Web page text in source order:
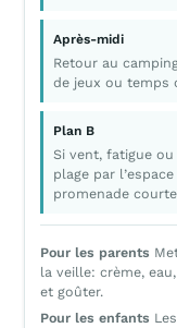
Après-midi
Retour au
de jeux ou temps
Plan B
Si vent, fatigue
plage par
promenade
Pour les parents
la veille: crème,
et goûter.
Pour les enfants